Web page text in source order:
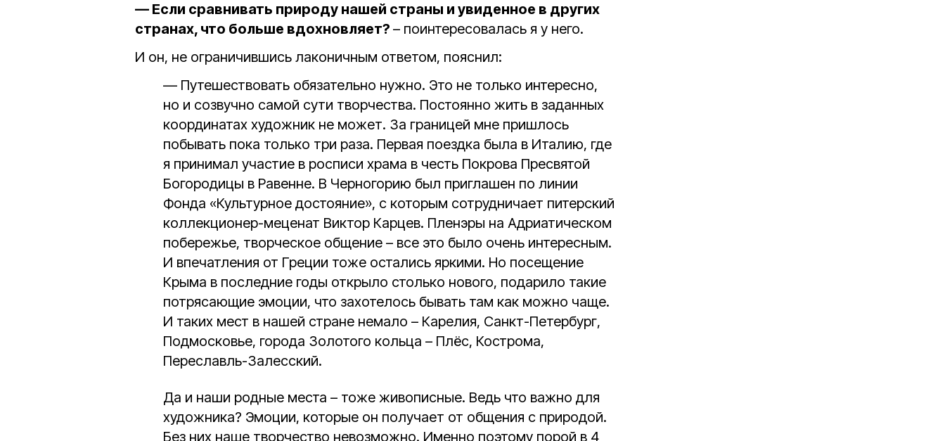
— Если сравнивать природу нашей страны и увиденное в других
странах, что больше вдохновляет? – поинтересовалась я у него.
И он, не ограничившись лаконичным ответом, пояснил:
— Путешествовать обязательно нужно. Это не только интересно,
но и созвучно самой сути творчества. Постоянно жить в заданных
координатах художник не может. За границей мне пришлось
побывать пока только три раза. Первая поездка была в Италию, где
я принимал участие в росписи храма в честь Покрова Пресвятой
Богородицы в Равенне. В Черногорию был приглашен по линии
Фонда «Культурное достояние», с которым сотрудничает питерский
коллекционер-меценат Виктор Карцев. Пленэры на Адриатическом
побережье, творческое общение – все это было очень интересным.
И впечатления от Греции тоже остались яркими. Но посещение
Крыма в последние годы открыло столько нового, подарило такие
потрясающие эмоции, что захотелось бывать там как можно чаще.
И таких мест в нашей стране немало – Карелия, Санкт-Петербург,
Подмосковье, города Золотого кольца – Плёс, Кострома,
Переславль-Залесский.
Да и наши родные места – тоже живописные. Ведь что важно для
художника? Эмоции, которые он получает от общения с природой.
Без них наше творчество невозможно. Именно поэтому порой в 4